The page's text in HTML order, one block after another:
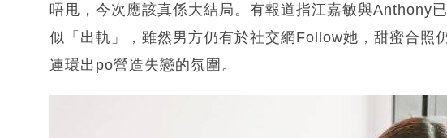
唔甩，今次應該真係大結局。有報道指江嘉敏與Anthony
似「出軌」，雖然男方仍有於社交網Follow她，甜蜜合照
連環出po營造失戀的氛圍。